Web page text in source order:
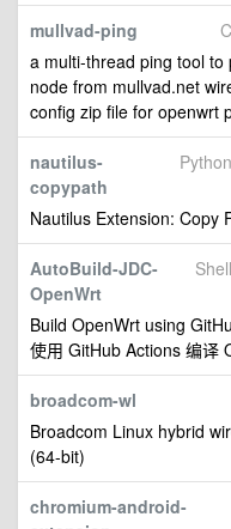
mullvad-ping
a multi-thread ping tool to
node from mullvad.net
config zip file for openwrt
nautilus-
copypath
Nautilus Extension: Copy
AutoBuild-JDC-
OpenWrt
Build OpenWrt using
使用 GitHub Actions 编译
broadcom-wl
Broadcom Linux hybrid
(64-bit)
chromium-android-